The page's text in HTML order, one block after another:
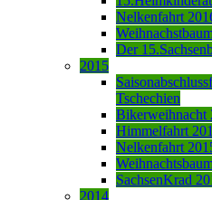
Nelkenfahrt
Der
2015
Tschechien
Bikerweihnacht
Himmelfahrt
Nelkenfahrt
SachsenKrad
2014